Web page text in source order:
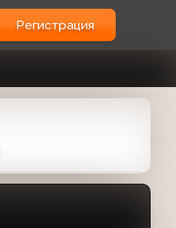
Регистрация
(НТВ, 01.06.1996)
на неделю (НТВ,